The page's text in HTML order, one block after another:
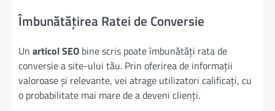
Îmbunătățirea Ratei de Conversie
Un articol SEO bine scris poate îmbunătăți rata de
conversie a site-ului tău. Prin oferirea de informații
valoroase și relevante, vei atrage utilizatori calificați, cu
o probabilitate mai mare de a deveni clienți.